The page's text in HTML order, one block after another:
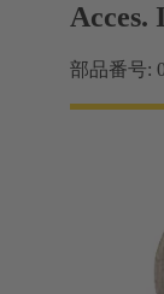
Acces.
部品番号: